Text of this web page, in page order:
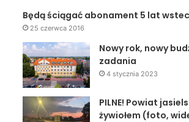
Będą ściągać abonament 5 lat
25 czerwca 2016
Nowy rok, nowy
zadania
4 stycznia 2023
PILNE! Powiat
żywiołem (foto,